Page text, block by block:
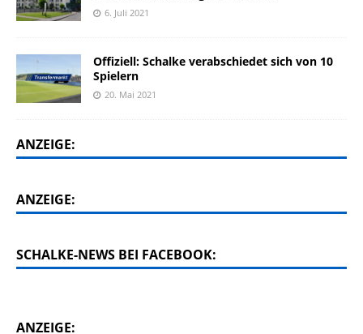
6. Juli 2021
Offiziell: Schalke verabschiedet sich von 10
Spielern
20. Mai 2021
ANZEIGE:
ANZEIGE:
SCHALKE-NEWS BEI FACEBOOK:
ANZEIGE: